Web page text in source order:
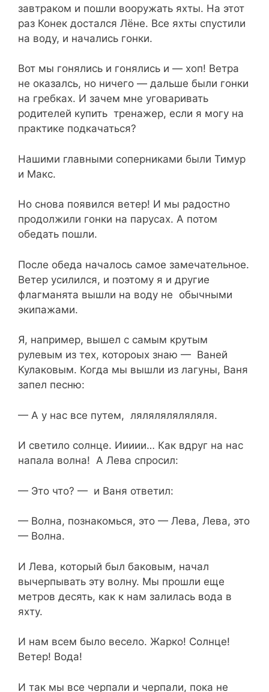
завтраком и пошли вооружать яхты. На этот
раз Конек достался Лёне. Все яхты спустили
на воду, и начались гонки.
Вот мы гонялись и гонялись и — хоп! Ветра
не оказалсь, но ничего — дальше были гонки
на гребках. И зачем мне уговаривать
родителей купить тренажер, если я могу на
практике подкачаться?
Нашими главными соперниками были Тимур
и Макс.
Но снова появился ветер! И мы радостно
продолжили гонки на парусах. А потом
обедать пошли.
После обеда началось самое замечательное.
Ветер усилился, и поэтому я и другие
флагманята вышли на воду не обычными
экипажами.
Я, например, вышел с самым крутым
рулевым из тех, котороых знаю — Ваней
Кулаковым. Когда мы вышли из лагуны, Ваня
запел песню:
— А у нас все путем, ляляляляляляля.
И светило солнце. Иииии… Как вдруг на нас
напала волна! А Лева спросил:
— Это что? — и Ваня ответил:
— Волна, познакомься, это — Лева, Лева, это
— Волна.
И Лева, который был баковым, начал
вычерпывать эту волну. Мы прошли еще
метров десять, как к нам залилась вода в
яхту.
И нам всем было весело. Жарко! Солнце!
Ветер! Вода!
И так мы все черпали и черпали, пока не